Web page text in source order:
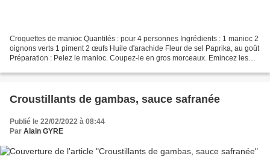
Croquettes de manioc Quantités : pour 4 personnes Ingrédients : 1 manioc 2
oignons verts 1 piment 2 œufs Huile d'arachide Fleur de sel Paprika, au goût
Préparation : Pelez le manioc. Coupez-le en gros morceaux. Emincez les
Croustillants de gambas, sauce safranée
Publié le 22/02/2022 à 08:44
Par Alain GYRE